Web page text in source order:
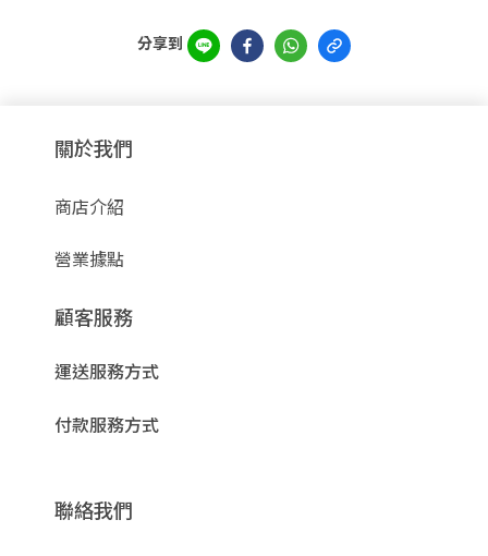
分享到
關於我們
商店介紹
營業據點
顧客服務
運送服務方式
付款服務方式
聯絡我們